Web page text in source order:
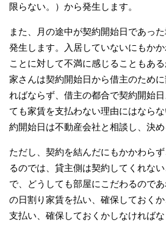
限らない。）から発生します。
また、月の途中が契約開始日であっ
発生します。入居していないにもか
ことに対して不満に感じることもあ
家さんは契約開始日から借主のため
ればならず、借主の都合で契約開始
ても家賃を支払わない理由にはなら
約開始日は不動産会社と相談し、決め
ただし、契約を結んだにもかかわら
るのでは、貸主側は契約してくれな
で、どうしても部屋にこだわるので
の日割り家賃を払い、確保しておく
支払い、確保しておくかしなければな